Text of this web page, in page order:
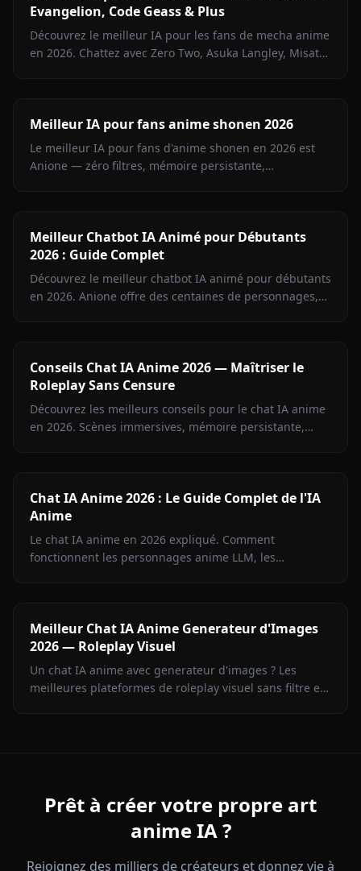
Evangelion, Code Geass & Plus
Découvrez le meilleur IA pour les fans de mecha anime
en 2026. Chattez avec Zero Two, Asuka Langley, Misato
Meilleur IA pour fans anime shonen 2026
Le meilleur IA pour fans d'anime shonen en 2026 est
Anione — zéro filtres, mémoire persistante,
Meilleur Chatbot IA Animé pour Débutants
2026 : Guide Complet
Découvrez le meilleur chatbot IA animé pour débutants
en 2026. Anione offre des centaines de personnages,
Conseils Chat IA Anime 2026 — Maîtriser le
Roleplay Sans Censure
Découvrez les meilleurs conseils pour le chat IA anime
en 2026. Scènes immersives, mémoire persistante,
Chat IA Anime 2026 : Le Guide Complet de l'IA
Anime
Le chat IA anime en 2026 expliqué. Comment
fonctionnent les personnages anime LLM, les
Meilleur Chat IA Anime Generateur d'Images
2026 — Roleplay Visuel
Un chat IA anime avec generateur d'images ? Les
meilleures plateformes de roleplay visuel sans filtre en
Prêt à créer votre propre art
anime IA ?
Rejoignez des milliers de créateurs et donnez vie à